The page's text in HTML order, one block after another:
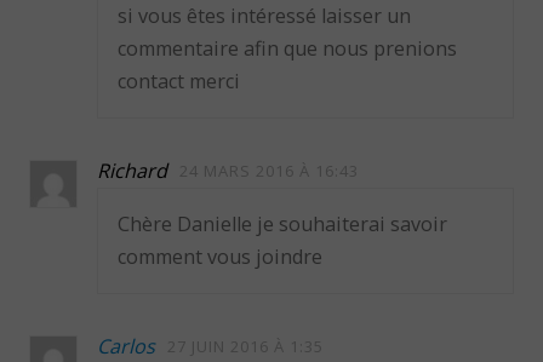
si vous êtes intéressé laisser un
commentaire afin que nous prenions
contact merci
Richard 24 MARS 2016 À 16:43
Chère Danielle je souhaiterai savoir
comment vous joindre
Carlos 27 JUIN 2016 À 1:35